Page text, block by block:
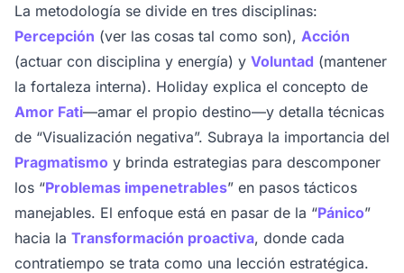
La metodología se divide en tres disciplinas:
Percepción (ver las cosas tal como son), Acción
(actuar con disciplina y energía) y Voluntad (mantener
la fortaleza interna). Holiday explica el concepto de
Amor Fati—amar el propio destino—y detalla técnicas
de “Visualización negativa”. Subraya la importancia del
Pragmatismo y brinda estrategias para descomponer
los “Problemas impenetrables” en pasos tácticos
manejables. El enfoque está en pasar de la “Pánico”
hacia la Transformación proactiva, donde cada
contratiempo se trata como una lección estratégica.